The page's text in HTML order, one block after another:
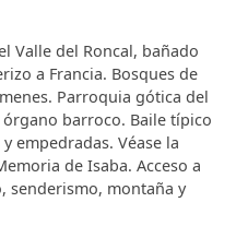
Valle del Roncal, bañado
a Francia. Bosques de
Parroquia gótica del
barroco. Baile típico
empedradas. Véase la
de Isaba. Acceso a
senderismo, montaña y